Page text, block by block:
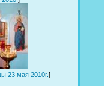
23 мая 2010г.]